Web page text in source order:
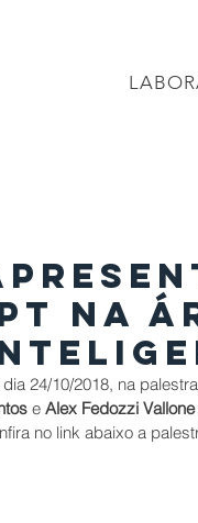
na
dia 24/10/2018, na
e Alex Fedozzi Vallone
no link abaixo a